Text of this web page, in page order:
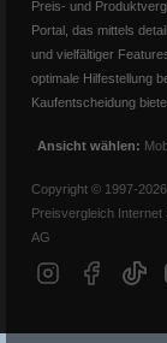
Preis- und
Portal, das mittels
und vielfältiger
optimale Hilfestellung
Kaufentscheidung
Ansicht wählen:
Copyright © 1997-2026
Preisvergleich Internet
AG